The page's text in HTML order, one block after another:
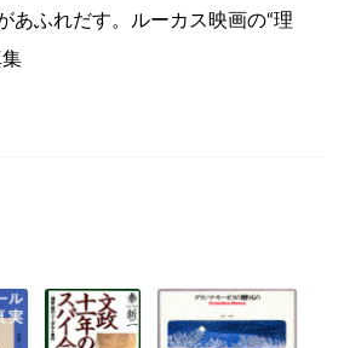
あふれだす。ルーカス映画の“理